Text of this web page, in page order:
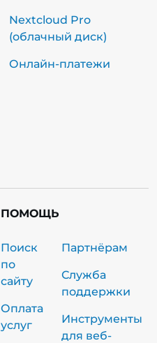
Nextcloud Pro
(облачный диск)
Онлайн-платежи
ПОМОЩЬ
Поиск
по
сайту
Оплата
услуг
Партнёрам
Служба
поддержки
Инструменты
для веб-